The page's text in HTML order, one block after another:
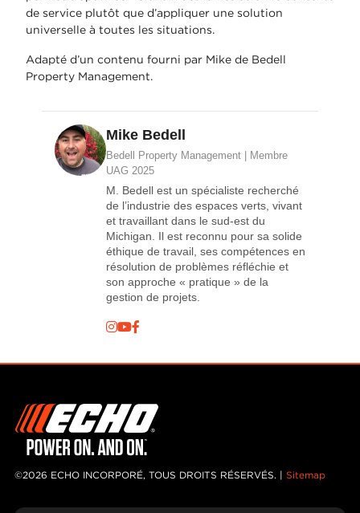
de service plutôt que d’appliquer une solution
universelle à toutes les situations.
Adapté d’un contenu fourni par Mike de Bedell
Property Management.
Mike Bedell
Bedell Property Management | Membre
UAG 2025
M. Bedell est un spécialiste recherché
de l’industrie des espaces verts, vivant
et travaillant dans le sud-est du
Michigan. Il est reconnu pour sa solide
éthique de travail, ses compétences en
résolution de problèmes réfléchie et
son approche « pratique » de la
gestion de projets.
©2026 ECHO INCORPORÉ, TOUS DROITS RÉSERVÉS. | Sitemap